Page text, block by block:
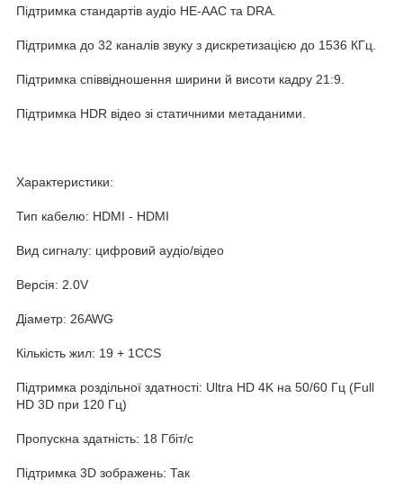
Підтримка стандартів аудіо HE-AAC та DRA.
Підтримка до 32 каналів звуку з дискретизацією до 1536 КГц.
Підтримка співвідношення ширини й висоти кадру 21:9.
Підтримка HDR відео зі статичними метаданими.
Характеристики:
Тип кабелю: HDMI - HDMI
Вид сигналу: цифровий аудіо/відео
Версія: 2.0V
Діаметр: 26AWG
Кількість жил: 19 + 1CCS
Підтримка роздільної здатності: Ultra HD 4K на 50/60 Гц (Full
HD 3D при 120 Гц)
Пропускна здатність: 18 Гбіт/с
Підтримка 3D зображень: Так